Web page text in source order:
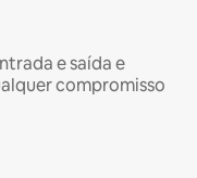
e saída e
compromisso